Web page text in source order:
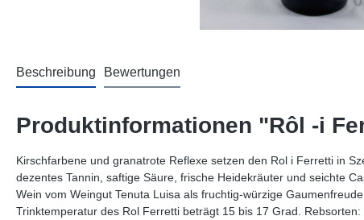
Beschreibung Bewertungen
Produktinformationen "Rôl -i
Kirschfarbene und granatrote Reflexe setzen den Rol i Ferretti in
dezentes Tannin, saftige Säure, frische Heidekräuter und seichte
Wein vom Weingut Tenuta Luisa als fruchtig-würzige
Trinktemperatur des Rol Ferretti beträgt 15 bis 17 Grad.